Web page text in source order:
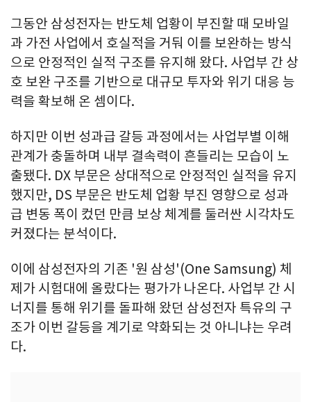
그동안 삼성전자는 반도체 업황이 부진할 때 모바일
과 가전 사업에서 호실적을 거둬 이를 보완하는 방식
으로 안정적인 실적 구조를 유지해 왔다. 사업부 간 상
호 보완 구조를 기반으로 대규모 투자와 위기 대응 능
력을 확보해 온 셈이다.
하지만 이번 성과급 갈등 과정에서는 사업부별 이해
관계가 충돌하며 내부 결속력이 흔들리는 모습이 노
출됐다. DX 부문은 상대적으로 안정적인 실적을 유지
했지만, DS 부문은 반도체 업황 부진 영향으로 성과
급 변동 폭이 컸던 만큼 보상 체계를 둘러싼 시각차도
커졌다는 분석이다.
이에 삼성전자의 기존 '원 삼성'(One Samsung) 체
제가 시험대에 올랐다는 평가가 나온다. 사업부 간 시
너지를 통해 위기를 돌파해 왔던 삼성전자 특유의 구
조가 이번 갈등을 계기로 약화되는 것 아니냐는 우려
다.